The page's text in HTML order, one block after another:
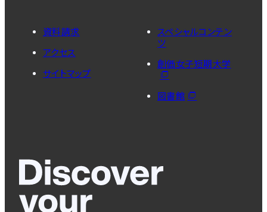
資料請求
アクセス
サイトマップ
スペシャルコンテン
ツ
創価女子短期大学
図書館